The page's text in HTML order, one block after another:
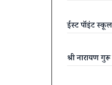
ईस्ट पॉइंट स्कूल
श्री नारायण